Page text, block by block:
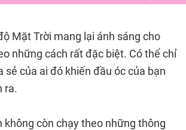
Mặt Trời mang lại ánh sáng cho
những cách rất đặc biệt. Có thể chỉ
sẻ của ai đó khiến đầu óc của bạn
ra.
không còn chạy theo những thông